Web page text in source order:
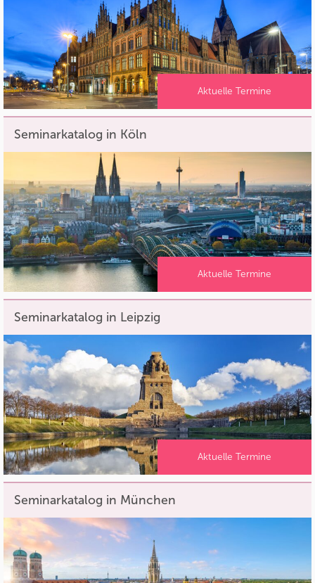
Aktuelle Termine
Seminarkatalog in Köln
Aktuelle Termine
Seminarkatalog in Leipzig
Aktuelle Termine
Seminarkatalog in München